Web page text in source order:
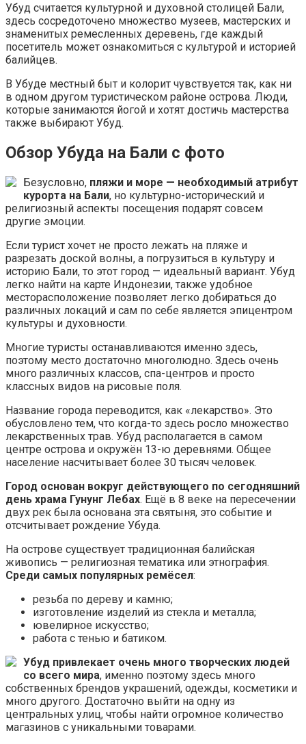
Убуд считается культурной и духовной столицей Бали,
здесь сосредоточено множество музеев, мастерских и
знаменитых ремесленных деревень, где каждый
посетитель может ознакомиться с культурой и историей
балийцев.
В Убуде местный быт и колорит чувствуется так, как ни
в одном другом туристическом районе острова. Люди,
которые занимаются йогой и хотят достичь мастерства
также выбирают Убуд.
Обзор Убуда на Бали с фото
Безусловно, пляжи и море — необходимый атрибут
курорта на Бали, но культурно-исторический и
религиозный аспекты посещения подарят совсем
другие эмоции.
Если турист хочет не просто лежать на пляже и
разрезать доской волны, а погрузиться в культуру и
историю Бали, то этот город — идеальный вариант. Убуд
легко найти на карте Индонезии, также удобное
месторасположение позволяет легко добираться до
различных локаций и сам по себе является эпицентром
культуры и духовности.
Многие туристы останавливаются именно здесь,
поэтому место достаточно многолюдно. Здесь очень
много различных классов, спа-центров и просто
классных видов на рисовые поля.
Название города переводится, как «лекарство». Это
обусловлено тем, что когда-то здесь росло множество
лекарственных трав. Убуд располагается в самом
центре острова и окружён 13-ю деревнями. Общее
население насчитывает более 30 тысяч человек.
Город основан вокруг действующего по сегодняшний
день храма Гунунг Лебах. Ещё в 8 веке на пересечении
двух рек была основана эта святыня, это событие и
отсчитывает рождение Убуда.
На острове существует традиционная балийская
живопись — религиозная тематика или этнография.
Среди самых популярных ремёсел:
резьба по дереву и камню;
изготовление изделий из стекла и металла;
ювелирное искусство;
работа с тенью и батиком.
Убуд привлекает очень много творческих людей
со всего мира, именно поэтому здесь много
собственных брендов украшений, одежды, косметики и
много другого. Достаточно выйти на одну из
центральных улиц, чтобы найти огромное количество
магазинов с уникальными товарами.